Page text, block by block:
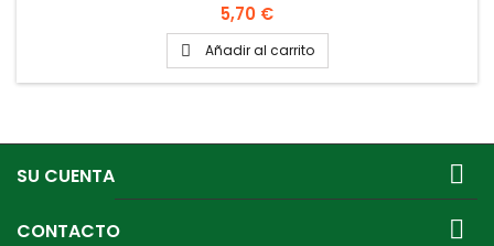
Precio
5,70 €
 Añadir al carrito
SU CUENTA 
CONTACTO 